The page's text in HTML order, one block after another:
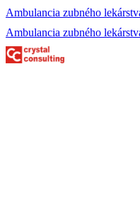
Ambulancia zubného
Ambulancia zubného